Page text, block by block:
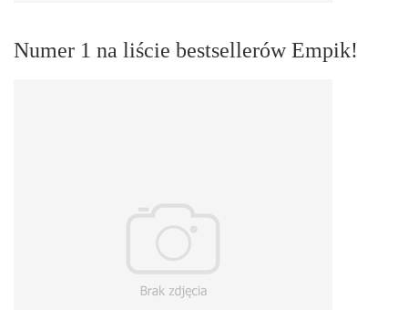
Numer 1 na liście bestsellerów Empik!